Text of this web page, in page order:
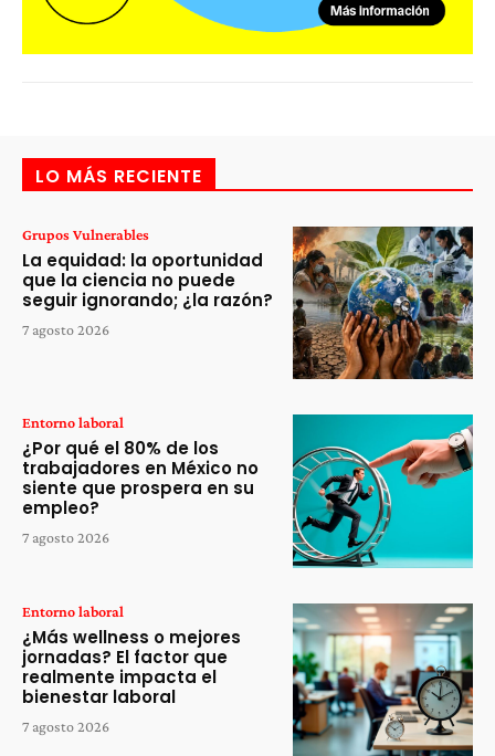
LO MÁS RECIENTE
Grupos Vulnerables
La equidad: la oportunidad
que la ciencia no puede
seguir ignorando; ¿la razón?
7 agosto 2026
Entorno laboral
¿Por qué el 80% de los
trabajadores en México no
siente que prospera en su
empleo?
7 agosto 2026
Entorno laboral
¿Más wellness o mejores
jornadas? El factor que
realmente impacta el
bienestar laboral
7 agosto 2026